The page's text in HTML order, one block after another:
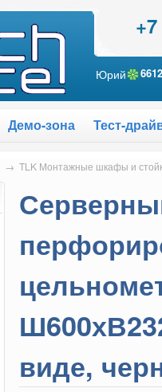
Юрий
Демо-зона Тест-
→ TLK Монтажные шкафы и
виде,